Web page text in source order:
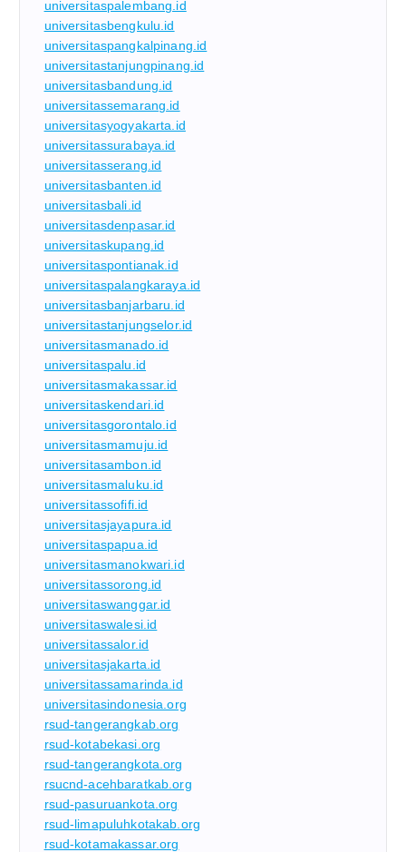
universitaspalembang.id
universitasbengkulu.id
universitaspangkalpinang.id
universitastanjungpinang.id
universitasbandung.id
universitassemarang.id
universitasyogyakarta.id
universitassurabaya.id
universitasserang.id
universitasbanten.id
universitasbali.id
universitasdenpasar.id
universitaskupang.id
universitaspontianak.id
universitaspalangkaraya.id
universitasbanjarbaru.id
universitastanjungselor.id
universitasmanado.id
universitaspalu.id
universitasmakassar.id
universitaskendari.id
universitasgorontalo.id
universitasmamuju.id
universitasambon.id
universitasmaluku.id
universitassofifi.id
universitasjayapura.id
universitaspapua.id
universitasmanokwari.id
universitassorong.id
universitaswanggar.id
universitaswalesi.id
universitassalor.id
universitasjakarta.id
universitassamarinda.id
universitasindonesia.org
rsud-tangerangkab.org
rsud-kotabekasi.org
rsud-tangerangkota.org
rsucnd-acehbaratkab.org
rsud-pasuruankota.org
rsud-limapuluhkotakab.org
rsud-kotamakassar.org